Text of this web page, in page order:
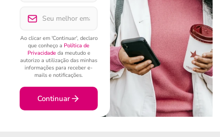
Ao clicar em 'Continuar', declaro
que conheço a Política de
Privacidadeda meutudo e
autorizo a utilização das minhas
informações para receber e-
mails e notificações.
Continuar